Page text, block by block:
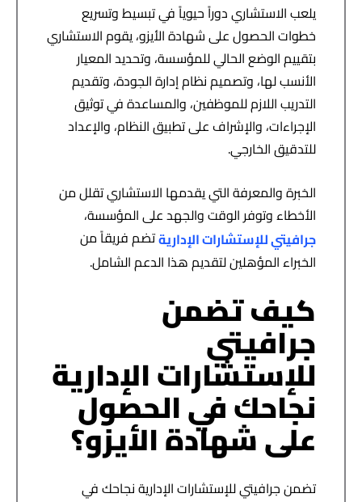
يلعب الاستشاري دوراً حيوياً في تبسيط وتسريع
خطوات الحصول على شهادة الأيزو، يقوم الاستشاري
بتقييم الوضع الحالي للمؤسسة، وتحديد المعيار
الأنسب لها، وتصميم نظام إدارة الجودة، وتقديم
التدريب اللازم للموظفين، والمساعدة في توثيق
الإجراءات، والإشراف على تطبيق النظام، والإعداد
للتدقيق الخارجي.
الخبرة والمعرفة التي يقدمها الاستشاري تقلل من
الأخطاء وتوفر الوقت والجهد على المؤسسة،
جرافيتي للإستشارات الإداريةتضم فريقاً من
الخبراء المؤهلين لتقديم هذا الدعم الشامل.
كيف تضمن
جرافيتي
للإستشارات الإدارية
نجاحك في الحصول
على شهادة الأيزو؟
تضمن جرافيتي للإستشارات الإدارية نجاحك في